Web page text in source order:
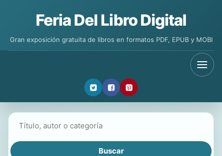
Feria Del Libro Digital
Gran exposición gratuita de libros en formatos PDF, EPUB y MOBI